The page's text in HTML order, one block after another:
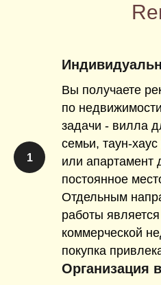
1
Вы получаете
по
задачи - вилла
семьи, таун-
или апартамент
постоянное
Отдельным
работы
коммерческой
покупка
Организация